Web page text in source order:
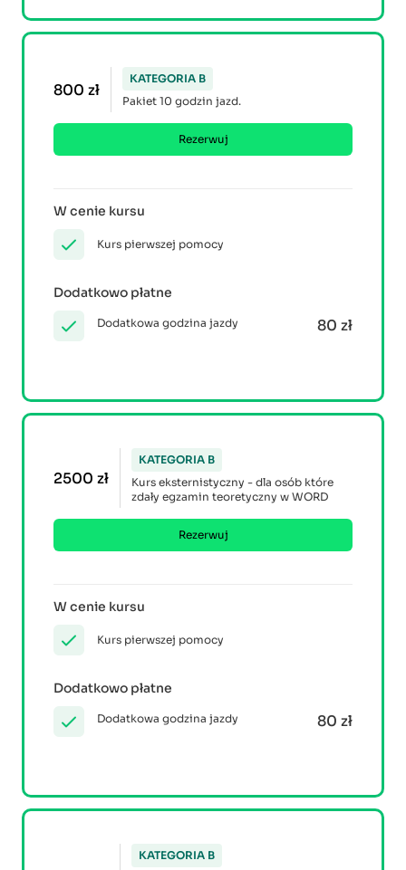
800 zł
KATEGORIA B
Pakiet 10 godzin jazd.
Rezerwuj
W cenie kursu
Kurs pierwszej pomocy
Dodatkowo płatne
Dodatkowa godzina jazdy 80 zł
2500 zł
KATEGORIA B
Kurs eksternistyczny - dla osób które
zdały egzamin teoretyczny w WORD
Rezerwuj
W cenie kursu
Kurs pierwszej pomocy
Dodatkowo płatne
Dodatkowa godzina jazdy 80 zł
KATEGORIA B